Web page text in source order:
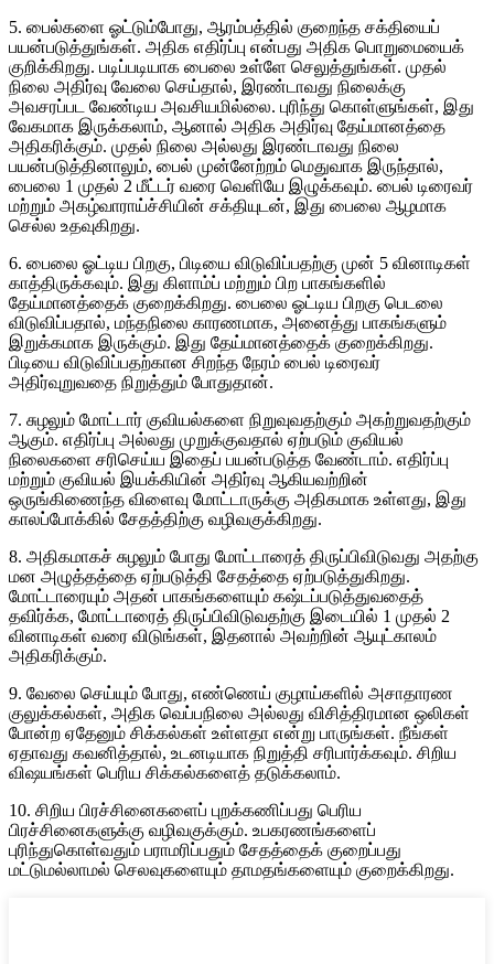
5. பைல்களை ஓட்டும்போது, ​​ஆரம்பத்தில் குறைந்த சக்தியைப்
பயன்படுத்துங்கள். அதிக எதிர்ப்பு என்பது அதிக பொறுமையைக்
குறிக்கிறது. படிப்படியாக பைலை உள்ளே செலுத்துங்கள். முதல்
நிலை அதிர்வு வேலை செய்தால், இரண்டாவது நிலைக்கு
அவசரப்பட வேண்டிய அவசியமில்லை. புரிந்து கொள்ளுங்கள், இது
வேகமாக இருக்கலாம், ஆனால் அதிக அதிர்வு தேய்மானத்தை
அதிகரிக்கும். முதல் நிலை அல்லது இரண்டாவது நிலை
பயன்படுத்தினாலும், பைல் முன்னேற்றம் மெதுவாக இருந்தால்,
பைலை 1 முதல் 2 மீட்டர் வரை வெளியே இழுக்கவும். பைல் டிரைவர்
மற்றும் அகழ்வாராய்ச்சியின் சக்தியுடன், இது பைலை ஆழமாக
செல்ல உதவுகிறது.
6. பைலை ஓட்டிய பிறகு, பிடியை விடுவிப்பதற்கு முன் 5 வினாடிகள்
காத்திருக்கவும். இது கிளாம்ப் மற்றும் பிற பாகங்களில்
தேய்மானத்தைக் குறைக்கிறது. பைலை ஓட்டிய பிறகு பெடலை
விடுவிப்பதால், மந்தநிலை காரணமாக, அனைத்து பாகங்களும்
இறுக்கமாக இருக்கும். இது தேய்மானத்தைக் குறைக்கிறது.
பிடியை விடுவிப்பதற்கான சிறந்த நேரம் பைல் டிரைவர்
அதிர்வுறுவதை நிறுத்தும் போதுதான்.
7. சுழலும் மோட்டார் குவியல்களை நிறுவுவதற்கும் அகற்றுவதற்கும்
ஆகும். எதிர்ப்பு அல்லது முறுக்குவதால் ஏற்படும் குவியல்
நிலைகளை சரிசெய்ய இதைப் பயன்படுத்த வேண்டாம். எதிர்ப்பு
மற்றும் குவியல் இயக்கியின் அதிர்வு ஆகியவற்றின்
ஒருங்கிணைந்த விளைவு மோட்டாருக்கு அதிகமாக உள்ளது, இது
காலப்போக்கில் சேதத்திற்கு வழிவகுக்கிறது.
8. அதிகமாகச் சுழலும் போது மோட்டாரைத் திருப்பிவிடுவது அதற்கு
மன அழுத்தத்தை ஏற்படுத்தி சேதத்தை ஏற்படுத்துகிறது.
மோட்டாரையும் அதன் பாகங்களையும் கஷ்டப்படுத்துவதைத்
தவிர்க்க, மோட்டாரைத் திருப்பிவிடுவதற்கு இடையில் 1 முதல் 2
வினாடிகள் வரை விடுங்கள், இதனால் அவற்றின் ஆயுட்காலம்
அதிகரிக்கும்.
9. வேலை செய்யும் போது, ​​எண்ணெய் குழாய்களில் அசாதாரண
குலுக்கல்கள், அதிக வெப்பநிலை அல்லது விசித்திரமான ஒலிகள்
போன்ற ஏதேனும் சிக்கல்கள் உள்ளதா என்று பாருங்கள். நீங்கள்
ஏதாவது கவனித்தால், உடனடியாக நிறுத்தி சரிபார்க்கவும். சிறிய
விஷயங்கள் பெரிய சிக்கல்களைத் தடுக்கலாம்.
10. சிறிய பிரச்சினைகளைப் புறக்கணிப்பது பெரிய
பிரச்சினைகளுக்கு வழிவகுக்கும். உபகரணங்களைப்
புரிந்துகொள்வதும் பராமரிப்பதும் சேதத்தைக் குறைப்பது
மட்டுமல்லாமல் செலவுகளையும் தாமதங்களையும் குறைக்கிறது.